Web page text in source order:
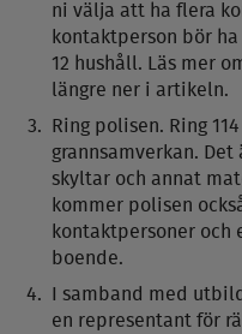
ni välja att ha flera
kontaktperson bör
12 hushåll. Läs mer
längre ner i artikeln.
Ring polisen. Ring
grannsamverkan.
skyltar och annat
kommer polisen
kontaktpersoner och
boende.
I samband med
en representant för